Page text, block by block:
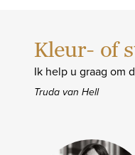
Kleur- of
Ik help u graag om
Truda van Hell